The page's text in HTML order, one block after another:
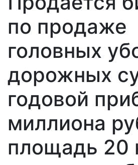
по продаже
головных
дорожных
годовой
миллиона
площадь 20